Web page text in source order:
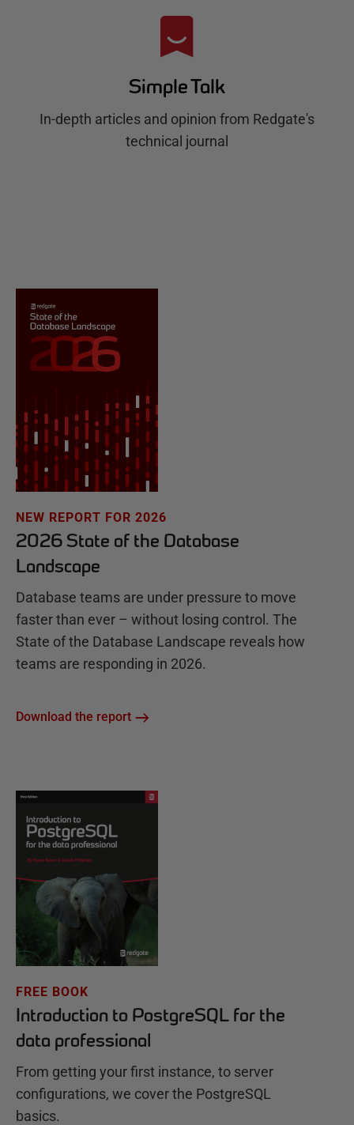
Simple Talk
In-depth articles and opinion from Redgate's
technical journal
NEW REPORT FOR 2026
2026 State of the Database
Landscape
Database teams are under pressure to move
faster than ever – without losing control. The
State of the Database Landscape reveals how
teams are responding in 2026.
Download the report
FREE BOOK
Introduction to PostgreSQL for the
data professional
From getting your first instance, to server
configurations, we cover the PostgreSQL
basics.